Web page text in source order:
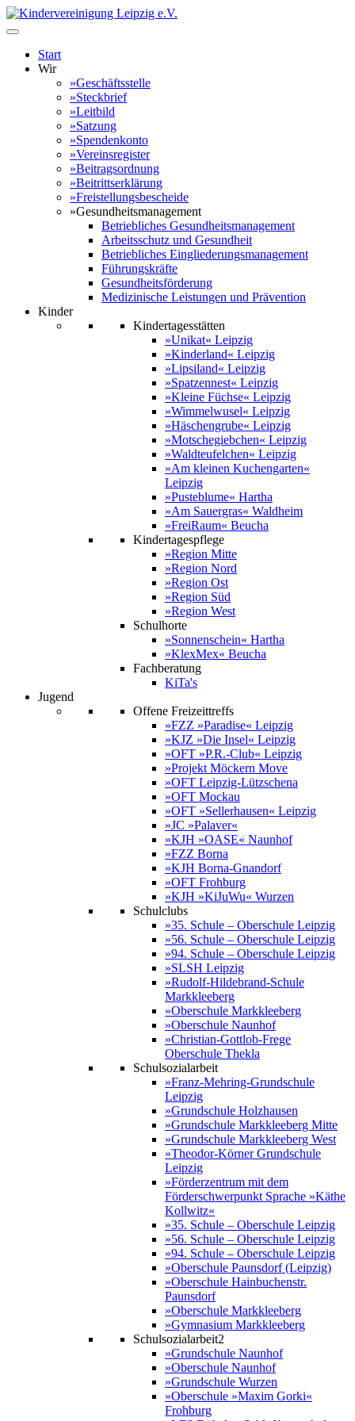
Start
Wir
»Geschäftsstelle
»Steckbrief
»Leitbild
»Satzung
»Spendenkonto
»Vereinsregister
»Beitragsordnung
»Beitrittserklärung
»Freistellungsbescheide
»Gesundheitsmanagement
Betriebliches Gesundheitsmanagement
Arbeitsschutz und Gesundheit
Betriebliches Eingliederungsmanagement
Führungskräfte
Gesundheitsförderung
Medizinische Leistungen und Prävention
Kinder
Kindertagesstätten
»Unikat« Leipzig
»Kinderland« Leipzig
»Lipsiland« Leipzig
»Spatzennest« Leipzig
»Kleine Füchse« Leipzig
»Wimmelwusel« Leipzig
»Häschengrube« Leipzig
»Motschegiebchen« Leipzig
»Waldteufelchen« Leipzig
»Am kleinen Kuchengarten«
Leipzig
»Pusteblume« Hartha
»Am Sauergras« Waldheim
»FreiRaum« Beucha
Kindertagespflege
»Region Mitte
»Region Nord
»Region Ost
»Region Süd
»Region West
Schulhorte
»Sonnenschein« Hartha
»KlexMex« Beucha
Fachberatung
KiTa's
Jugend
Offene Freizeittreffs
»FZZ »Paradise« Leipzig
»KJZ »Die Insel« Leipzig
»OFT »P.R.-Club« Leipzig
»Projekt Möckern Move
»OFT Leipzig-Lützschena
»OFT Mockau
»OFT »Sellerhausen« Leipzig
»JC »Palaver«
»KJH »OASE« Naunhof
»FZZ Borna
»KJH Borna-Gnandorf
»OFT Frohburg
»KJH »KiJuWu« Wurzen
Schulclubs
»35. Schule – Oberschule Leipzig
»56. Schule – Oberschule Leipzig
»94. Schule – Oberschule Leipzig
»SLSH Leipzig
»Rudolf-Hildebrand-Schule
Markkleeberg
»Oberschule Markkleeberg
»Oberschule Naunhof
»Christian-Gottlob-Frege
Oberschule Thekla
Schulsozialarbeit
»Franz-Mehring-Grundschule
Leipzig
»Grundschule Holzhausen
»Grundschule Markkleeberg Mitte
»Grundschule Markkleeberg West
»Theodor-Körner Grundschule
Leipzig
»Förderzentrum mit dem
Förderschwerpunkt Sprache »Käthe
Kollwitz«
»35. Schule – Oberschule Leipzig
»56. Schule – Oberschule Leipzig
»94. Schule – Oberschule Leipzig
»Oberschule Paunsdorf (Leipzig)
»Oberschule Hainbuchenstr.
Paunsdorf
»Oberschule Markkleeberg
»Gymnasium Markkleeberg
Schulsozialarbeit2
»Grundschule Naunhof
»Oberschule Naunhof
»Grundschule Wurzen
»Oberschule »Maxim Gorki«
Frohburg